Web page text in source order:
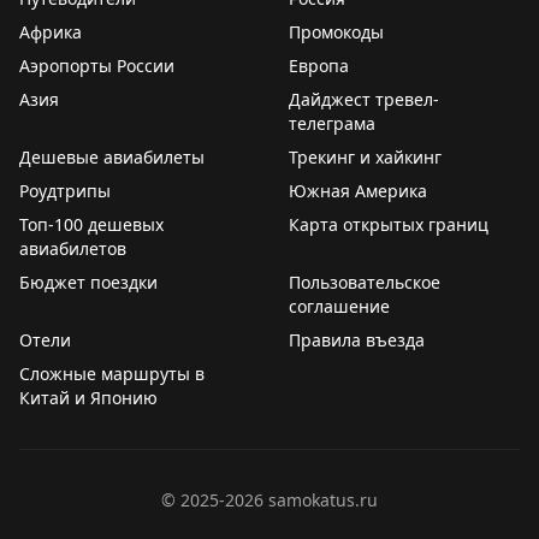
🟡U6174 Хабаровск – Екатеринбург – Санкт-
Петербург. Ожидаемое время отправления – 13.20
Информация актуальна на момент публикации
Следите за обновлениями на нашемонлайн-табло
Погода
🌧Сегодня в Хабаровске до 27°C, осадки
Закат в 20.59
🔗 Остаемся с вами на связи на всех ресурсах.
Подписывайтесь на наш канал в MAX
Африка
Промокоды
Аэропорты России
Европа
Азия
Дайджест тревел-
телеграма
Дешевые авиабилеты
Трекинг и хайкинг
Роудтрипы
Южная Америка
Топ-100 дешевых
авиабилетов
Карта открытых границ
Бюджет поездки
Пользовательское
соглашение
Отели
Правила въезда
Сложные маршруты в
Китай и Японию
© 2025-2026 samokatus.ru